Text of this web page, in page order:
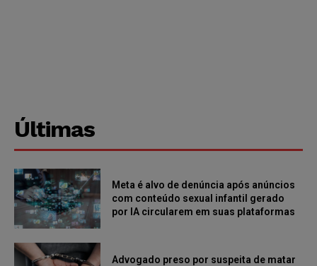
Últimas
Meta é alvo de denúncia após anúncios
com conteúdo sexual infantil gerado
por IA circularem em suas plataformas
Advogado preso por suspeita de matar